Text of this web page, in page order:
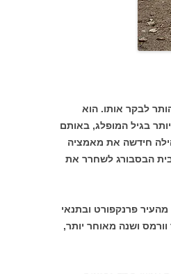
לבקר אותו. הוא
כופר ומת בכלאו 7 שנים מאוחר יותר בגיל המופלג, באותם
חידשה את מאמציה
שהרשה הנסיך לבית הבסבורג לשחרר את
פרנקפורט ובתנאי
ושנה מאוחר יותר,